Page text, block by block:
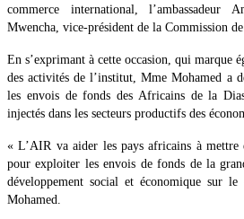
commerce international, l’ambassadeur
Mwencha, vice-président de la Commission
En s’exprimant à cette occasion, qui marque
des activités de l’institut, Mme Mohamed a
les envois de fonds des Africains de la
injectés dans les secteurs productifs des
« L’AIR va aider les pays africains à mettre
pour exploiter les envois de fonds de la
développement social et économique sur
Mohamed.